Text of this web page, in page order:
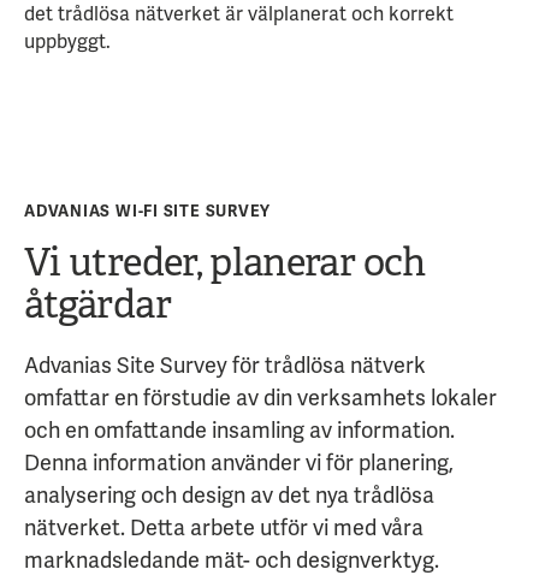
det trådlösa nätverket är välplanerat och korrekt
uppbyggt.
ADVANIAS WI-FI SITE SURVEY
Vi utreder, planerar och
åtgärdar
Advanias Site Survey för trådlösa nätverk
omfattar en förstudie av din verksamhets lokaler
och en omfattande insamling av information.
Denna information använder vi för planering,
analysering och design av det nya trådlösa
nätverket. Detta arbete utför vi med våra
marknadsledande mät- och designverktyg.